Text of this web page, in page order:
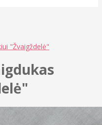
"Žvaigždelė"